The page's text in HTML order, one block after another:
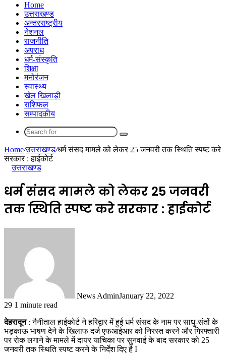
Home
उत्तराखण्ड
अन्तरराष्ट्रीय
नेशनल
राजनीति
अपराध
धर्म-संस्कृति
शिक्षा
मनोरंजन
स्वास्थ्य
खेल खिलाड़ी
राशिफल
सम्पादकीय
Search
Home/उत्तराखण्ड/धर्म संसद मामले को लेकर 25 जनवरी तक स्थिति स्पष्ट करे
सरकार : हाईकोर्ट
उत्तराखण्ड
धर्म संसद मामले को लेकर 25 जनवरी
तक स्थिति स्पष्ट करे सरकार : हाईकोर्ट
News AdminJanuary 22, 2022
29 1 minute read
देहरादून : नैनीताल हाईकोर्ट ने हरिद्वार में हुई धर्म संसद के नाम पर साधु-संतों के
भड़काऊ भाषण देने के खिलाफ दर्ज एफआईआर को निरस्त करने और गिरफ्तारी
पर रोक लगाने के मामले में दायर याचिका पर सुनवाई के बाद सरकार को 25
जनवरी तक स्थिति स्पष्ट करने के निर्देश दिए है I